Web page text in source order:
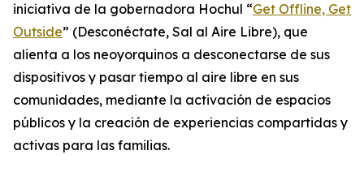
iniciativa de la gobernadora Hochul “Get Offline, Get
Outside” (Desconéctate, Sal al Aire Libre), que
alienta a los neoyorquinos a desconectarse de sus
dispositivos y pasar tiempo al aire libre en sus
comunidades, mediante la activación de espacios
públicos y la creación de experiencias compartidas y
activas para las familias.